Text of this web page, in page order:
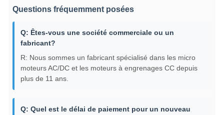
Questions fréquemment posées
Q: Êtes-vous une société commerciale ou un
fabricant?
R: Nous sommes un fabricant spécialisé dans les micro
moteurs AC/DC et les moteurs à engrenages CC depuis
plus de 11 ans.
Q: Quel est le délai de paiement pour un nouveau